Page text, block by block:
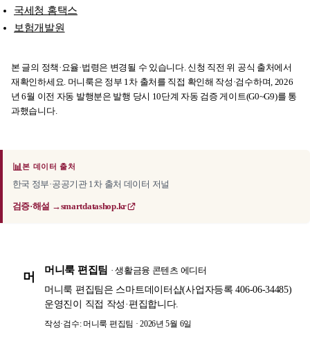
국세청 홈택스
보험개발원
본 글의 정책·요율·법령은 변경될 수 있습니다. 신청 직전 위 공식 출처에서
재확인하세요. 머니룩은 정부 1차 출처를 직접 확인해 작성·검수하며, 2026
년 6월 이전 자동 발행분은 발행 당시 10단계 자동 검증 게이트(G0~G9)를 통
과했습니다.
📊본 데이터 출처
한국 정부·공공기관 1차 출처 데이터 저널
검증·해설 →smartdatashop.kr
머
머니룩 편집팀 · 생활금융 콘텐츠 에디터
머니룩 편집팀은 스마트데이터샵(사업자등록 406-06-34485)
운영진이 직접 작성·편집합니다.
작성·검수: 머니룩 편집팀 · 2026년 5월 6일